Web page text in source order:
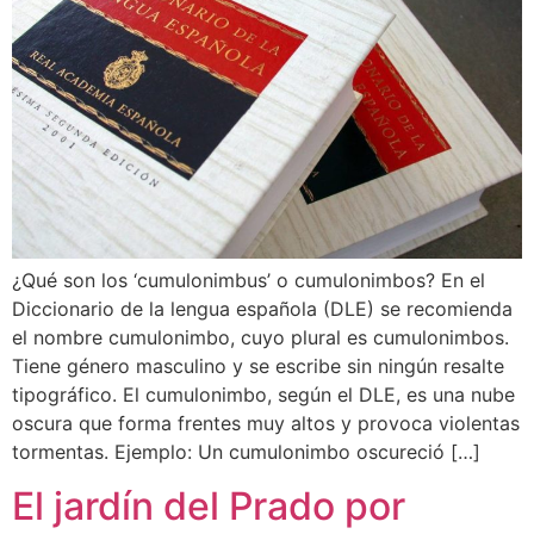
¿Qué son los ‘cumulonimbus’ o cumulonimbos? En el
Diccionario de la lengua española (DLE) se recomienda
el nombre cumulonimbo, cuyo plural es cumulonimbos.
Tiene género masculino y se escribe sin ningún resalte
tipográfico. El cumulonimbo, según el DLE, es una nube
oscura que forma frentes muy altos y provoca violentas
tormentas. Ejemplo: Un cumulonimbo oscureció […]
El jardín del Prado por